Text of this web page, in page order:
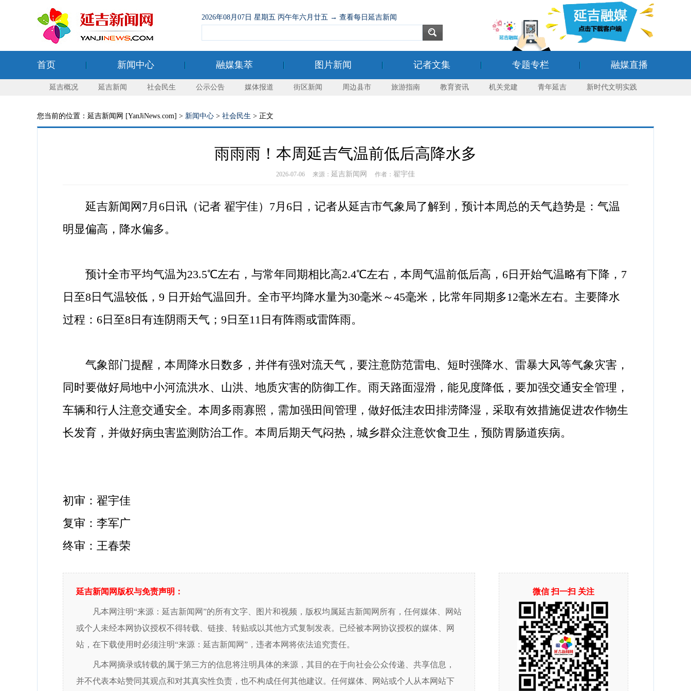
2026年08月07日 星期五 丙午年六月廿五 → 查看每日延吉新闻
首页 新闻中心 融媒集萃 图片新闻 记者文集 专题专栏 融媒直播
延吉概况 延吉新闻 社会民生 公示公告 媒体报道 街区新闻 周边县市 旅游指南 教育资讯 机关党建 青年延吉 新时代文明实践
您当前的位置：延吉新闻网 [YanJiNews.com] > 新闻中心 > 社会民生 > 正文
雨雨雨！本周延吉气温前低后高降水多
2026-07-06 来源： 延吉新闻网 作者： 翟宇佳
延吉新闻网7月6日讯（记者 翟宇佳）7月6日，记者从延吉市气象局了解到，预计本周总的天气趋势是：气温
明显偏高，降水偏多。
预计全市平均气温为23.5℃左右，与常年同期相比高2.4℃左右，本周气温前低后高，6日开始气温略有下降，7
日至8日气温较低，9 日开始气温回升。全市平均降水量为30毫米～45毫米，比常年同期多12毫米左右。主要降水
过程：6日至8日有连阴雨天气；9日至11日有阵雨或雷阵雨。
气象部门提醒，本周降水日数多，并伴有强对流天气，要注意防范雷电、短时强降水、雷暴大风等气象灾害，
同时要做好局地中小河流洪水、山洪、地质灾害的防御工作。雨天路面湿滑，能见度降低，要加强交通安全管理，
车辆和行人注意交通安全。本周多雨寡照，需加强田间管理，做好低洼农田排涝降湿，采取有效措施促进农作物生
长发育，并做好病虫害监测防治工作。本周后期天气闷热，城乡群众注意饮食卫生，预防胃肠道疾病。
初审：翟宇佳
复审：李军广
终审：王春荣
微信 扫一扫 关注
延吉新闻网版权与免责声明：
凡本网注明“来源：延吉新闻网”的所有文字、图片和视频，版权均属延吉新闻网所有，任何媒体、网站
或个人未经本网协议授权不得转载、链接、转贴或以其他方式复制发表。已经被本网协议授权的媒体、网
站，在下载使用时必须注明“来源：延吉新闻网”，违者本网将依法追究责任。
凡本网摘录或转载的属于第三方的信息将注明具体的来源，其目的在于向社会公众传递、共享信息，
并不代表本站赞同其观点和对其真实性负责，也不构成任何其他建议。任何媒体、网站或个人从本网站下